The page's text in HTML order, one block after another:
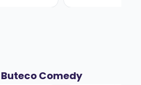
Buteco Comedy